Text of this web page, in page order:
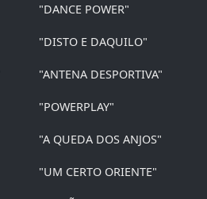
"DANCE POWER"
"DISTO E DAQUILO"
"ANTENA DESPORTIVA"
"POWERPLAY"
"A QUEDA DOS ANJOS"
"UM CERTO ORIENTE"